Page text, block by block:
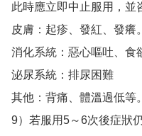
此時應立即中止服用，並
皮膚：起疹、發紅、發癢。
消化系統：惡心嘔吐、食
泌尿系統：排尿困難
其他：背痛、體溫過低等。
9）若服用5～6次後症狀